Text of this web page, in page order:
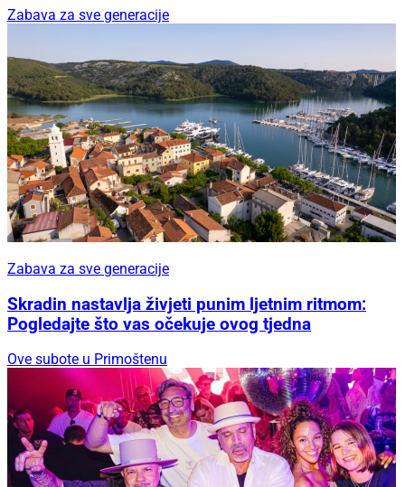
Zabava za sve generacije
Zabava za sve generacije
Skradin nastavlja živjeti punim ljetnim ritmom:
Pogledajte što vas očekuje ovog tjedna
Ove subote u Primoštenu